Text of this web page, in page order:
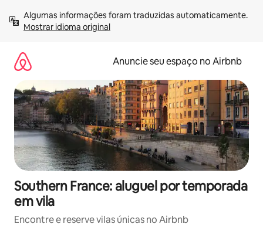
para
Mostrar idioma original
Anuncie seu espaço no Airbnb
Southern France: aluguel por temporada
em vila
Encontre e reserve vilas únicas no Airbnb